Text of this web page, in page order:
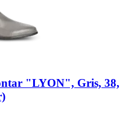
"LYON", Gris, 38,